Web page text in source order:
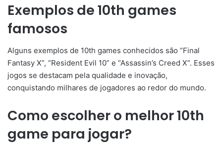
Exemplos de 10th games
famosos
Alguns exemplos de 10th games conhecidos são “Final
Fantasy X”, “Resident Evil 10” e “Assassin’s Creed X”. Esses
jogos se destacam pela qualidade e inovação,
conquistando milhares de jogadores ao redor do mundo.
Como escolher o melhor 10th
game para jogar?